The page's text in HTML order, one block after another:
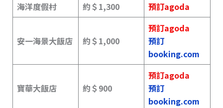
海洋度假村
約＄ 1,300 預訂agoda
安一海景大飯店 約＄ 1,000
預訂agoda
預訂
booking.com
寶華大飯店 約＄ 900
預訂agoda
預訂
booking.com